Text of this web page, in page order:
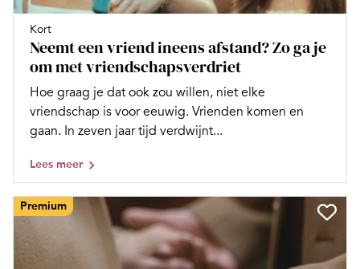
Kort
Neemt een vriend ineens afstand? Zo ga je
om met vriendschapsverdriet
Hoe graag je dat ook zou willen, niet elke
vriendschap is voor eeuwig. Vrienden komen en
gaan. In zeven jaar tijd verdwijnt...
Lees meer
Premium